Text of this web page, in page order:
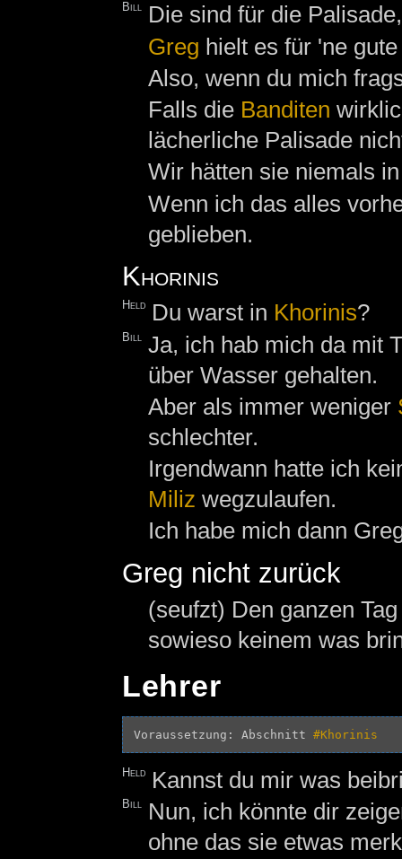
Bill
Die sind für die
Greg hielt es für 'ne
Also, wenn du mich
Falls die Banditen
lächerliche Palisade
Wir hätten sie niemals
Wenn ich das alles
geblieben.
Khorinis
Held Du warst in Khorinis?
Bill
Ja, ich hab mich da mit
über Wasser gehalten.
Aber als immer weniger
schlechter.
Irgendwann hatte ich
Miliz wegzulaufen.
Ich habe mich dann
Greg nicht zurück
(seufzt) Den ganzen
sowieso keinem was
Lehrer
Voraussetzung: Abschnitt #Khorinis
Held Kannst du mir was
Bill
Nun, ich könnte dir
ohne das sie etwas